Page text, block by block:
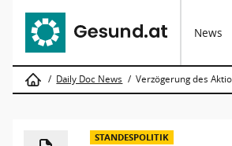
News
Daily Doc News Verzögerung des
STANDESPOLITIK